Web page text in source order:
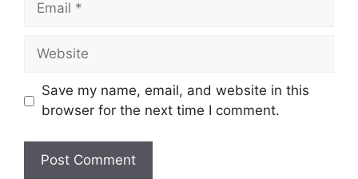
Save my name, email, and website in this
browser for the next time I comment.